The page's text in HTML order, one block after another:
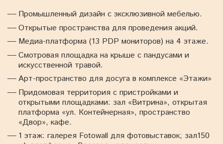
Промышленный дизайн с эксклюзивной мебелью.
Открытые пространства для проведения акций.
Медиа-платформа (13 PDP мониторов) на 4 этаже.
Смотровая площадка на крыше с пандусами и
искусственной травой.
Арт-пространство для досуга в комплексе «Этажи»
Придомовая территория с пристройками и
открытыми площадками: зал «Витрина», открытая
платформа «ул. Контейнерная», пространство
«Двор», кафе.
1 этаж: галерея Fotowall для фотовыставок; зал150